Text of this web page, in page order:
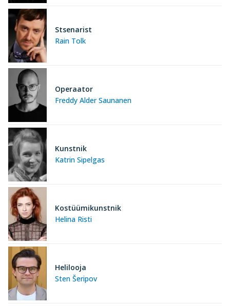
Rain Tolk
Stsenarist
Freddy Alder Saunanen
Operaator
Katrin Sipelgas
Kunstnik
Helina Risti
Kostüümikunstnik
Sten Šeripov
Helilooja